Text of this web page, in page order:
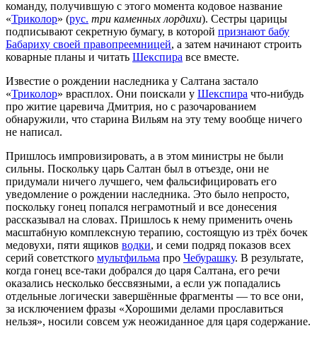
команду, получившую с этого момента кодовое название
«Триколор» (рус. три каменных лордихи). Сестры царицы
подписывают секретную бумагу, в которой признают бабу
Бабариху своей правопреемницей, а затем начинают строить
коварные планы и читать Шекспира все вместе.
Известие о рождении наследника у Салтана застало
«Триколор» врасплох. Они поискали у Шекспира что-нибудь
про житие царевича Дмитрия, но с разочарованием
обнаружили, что старина Вильям на эту тему вообще ничего
не написал.
Пришлось импровизировать, а в этом министры не были
сильны. Поскольку царь Салтан был в отъезде, они не
придумали ничего лучшего, чем фальсифицировать его
уведомление о рождении наследника. Это было непросто,
поскольку гонец попался неграмотный и все донесения
рассказывал на словах. Пришлось к нему применить очень
масштабную комплексную терапию, состоящую из трёх бочек
медовухи, пяти ящиков водки, и семи подряд показов всех
серий советсткого мультфильма про Чебурашку. В результате,
когда гонец все-таки добрался до царя Салтана, его речи
оказались несколько бессвязными, а если уж попадались
отдельные логически завершённые фрагменты — то все они,
за исключением фразы «Хорошими делами прославиться
нельзя», носили совсем уж неожиданное для царя содержание.